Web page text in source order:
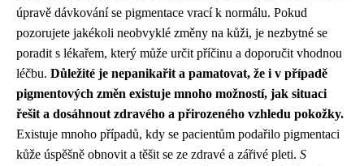
úpravě dávkování se pigmentace vrací k normálu. Pokud
pozorujete jakékoli neobvyklé změny na kůži, je nezbytné se
poradit s lékařem, který může určit příčinu a doporučit vhodnou
léčbu. Důležité je nepanikařit a pamatovat, že i v případě
pigmentových změn existuje mnoho možností, jak situaci
řešit a dosáhnout zdravého a přirozeného vzhledu pokožky.
Existuje mnoho případů, kdy se pacientům podařilo pigmentaci
kůže úspěšně obnovit a těšit se ze zdravé a zářivé pleti. S